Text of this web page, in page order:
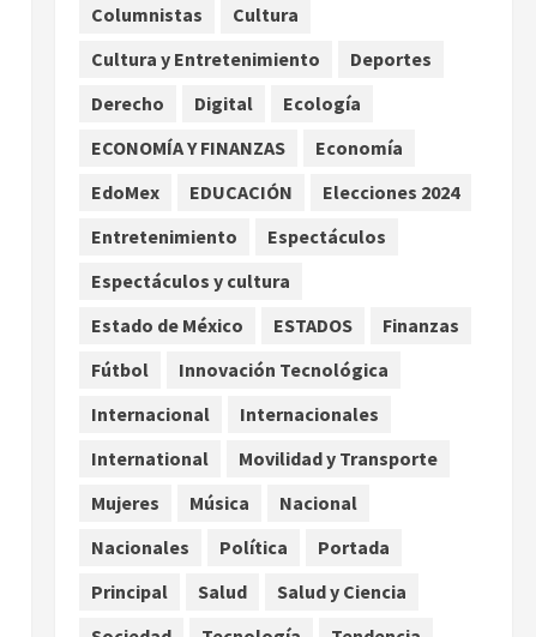
2
tras cuatro años de
Hijos de presidentes bajo
escrutinio institucional en
Angola y EE.UU.
agosto 7, 2026
4
Investiga Cofepris posible
mexicanos con brote de
videos ocultados en el caso
Ayotzinapa
Columnistas
Cultura
Cultura y Entretenimiento
Deportes
Derecho
Digital
Ecología
ECONOMÍA Y FINANZAS
Economía
EdoMex
EDUCACIÓN
Elecciones 2024
Entretenimiento
Espectáculos
Espectáculos y cultura
Estado de México
ESTADOS
Finanzas
Fútbol
Innovación Tecnológica
Internacional
Internacionales
International
Movilidad y Transporte
Mujeres
Música
Nacional
Nacionales
Política
Portada
Principal
Salud
Salud y Ciencia